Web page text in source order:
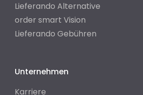
Lieferando Alternative
order smart Vision
Lieferando Gebühren
Unternehmen
Karriere